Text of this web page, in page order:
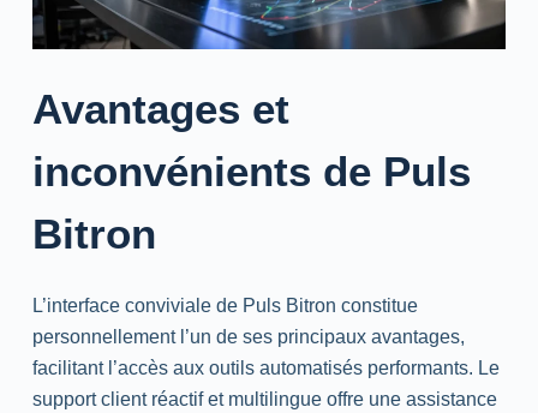
Avantages et
inconvénients de Puls
Bitron
L’interface conviviale de Puls Bitron constitue
personnellement l’un de ses principaux avantages,
facilitant l’accès aux outils automatisés performants. Le
support client réactif et multilingue offre une assistance